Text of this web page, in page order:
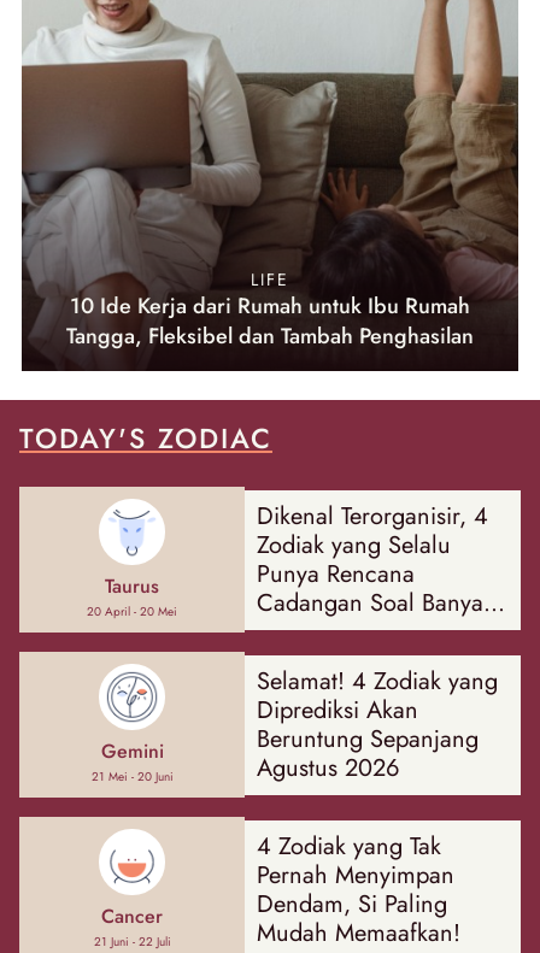
LIFE
10 Ide Kerja dari Rumah untuk Ibu Rumah
Tangga, Fleksibel dan Tambah Penghasilan
TODAY'S ZODIAC
Taurus
20 April - 20 Mei
Dikenal Terorganisir, 4
Zodiak yang Selalu
Punya Rencana
Cadangan Soal Banyak
Hal
Gemini
21 Mei - 20 Juni
Selamat! 4 Zodiak yang
Diprediksi Akan
Beruntung Sepanjang
Agustus 2026
Cancer
21 Juni - 22 Juli
4 Zodiak yang Tak
Pernah Menyimpan
Dendam, Si Paling
Mudah Memaafkan!